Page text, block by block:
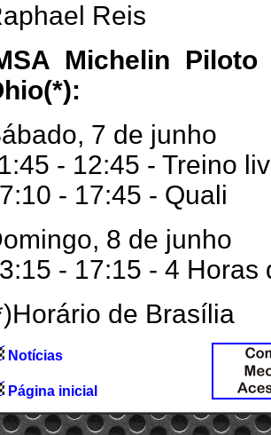
Reis
Michelin
7 de junho
- 12:45 - Treino
- 17:45 - Quali
8 de junho
- 17:15 - 4 Horas
de Brasília
Notícias
Página inicial